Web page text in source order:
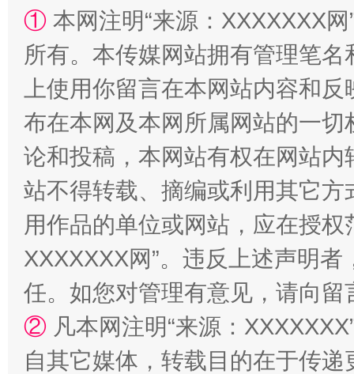
阿坝州三大球赛在茂县开幕 规模
国家大学科技园优化重塑工作
① 本网注明“来源：XXXXXXX
所有。本传媒网站拥有管理笔
上使用你留言在本网站内容和
布在本网及本网所属网站的一
论和投稿，本网站有权在网站
站不得转载、摘编或利用其它
用作品的单位或网站，应在授
XXXXXXX网”。违反上述声明
任。如您对管理有意见，请向
② 凡本网注明“来源：
自其它媒体，转载目的在于传